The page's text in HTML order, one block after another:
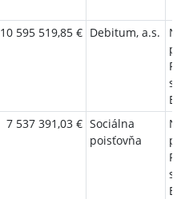
10 595 519,85 € Debitum, a.s.
7 537 391,03 € Sociálna
poisťovňa